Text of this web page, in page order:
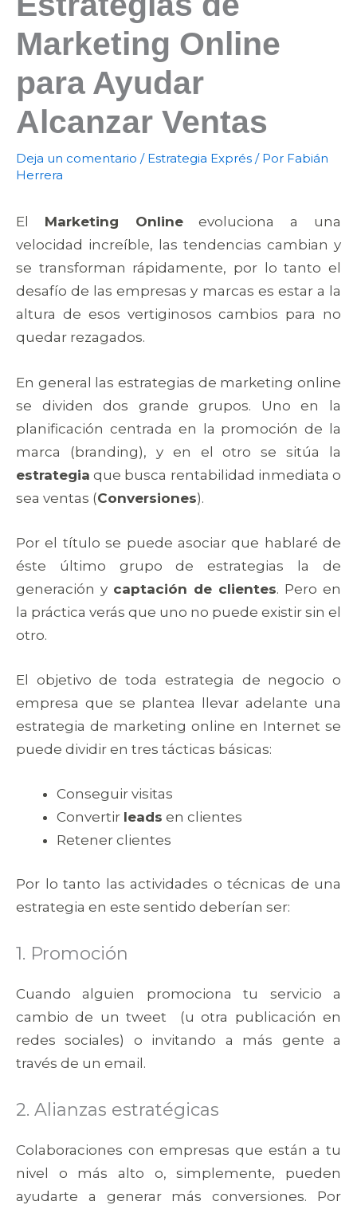
Marketing Online
para Ayudar
Alcanzar Ventas
Deja un comentario / Estrategia Exprés / Por Fabián
Herrera
El Marketing Onlineevoluciona a una
velocidad increíble, las tendencias cambian y
se transforman rápidamente, por lo tanto el
desafío de las empresas y marcas es estar a la
altura de esos vertiginosos cambios para no
quedar rezagados.
En general las estrategias de marketing online
se dividen dos grande grupos. Uno en la
planificación centrada en la promoción de la
marca (branding), y en el otro se sitúa la
estrategia que busca rentabilidad inmediata o
sea ventas (Conversiones).
Por el título se puede asociar que hablaré de
éste último grupo de estrategias la de
generación y captación de clientes. Pero en
la práctica verás que uno no puede existir sin el
otro.
El objetivo de toda estrategia de negocio o
empresa que se plantea llevar adelante una
estrategia de marketing online en Internet se
puede dividir en tres tácticas básicas:
Conseguir visitas
Convertir leads en clientes
Retener clientes
Por lo tanto las actividades o técnicas de una
estrategia en este sentido deberían ser:
1. Promoción
Cuando alguien promociona tu servicio a
cambio de un tweet (u otra publicación en
redes sociales) o invitando a más gente a
través de un email.
2. Alianzas estratégicas
Colaboraciones con empresas que están a tu
nivel o más alto o, simplemente, pueden
ayudarte a generar más conversiones. Por